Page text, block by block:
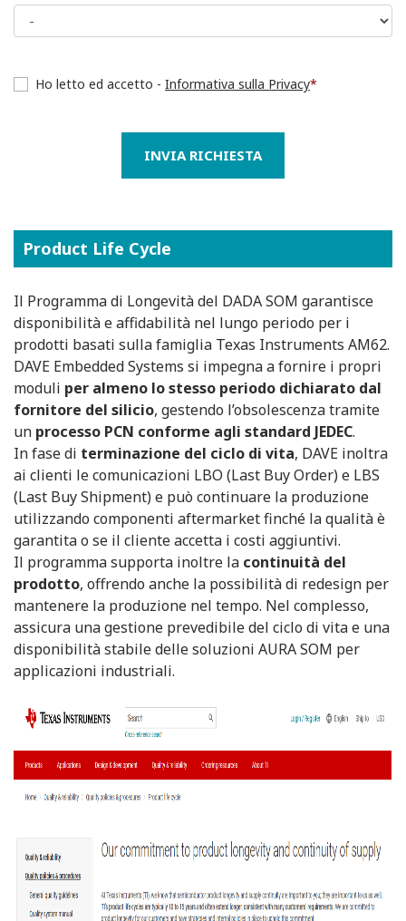
Ho letto ed accetto - Informativa sulla Privacy*
INVIA RICHIESTA
Product Life Cycle
Il Programma di Longevità del DADA SOM garantisce
disponibilità e affidabilità nel lungo periodo per i
prodotti basati sulla famiglia Texas Instruments AM62.
DAVE Embedded Systems si impegna a fornire i propri
moduli per almeno lo stesso periodo dichiarato dal
fornitore del silicio, gestendo l’obsolescenza tramite
un processo PCN conforme agli standard JEDEC.
In fase di terminazione del ciclo di vita, DAVE inoltra
ai clienti le comunicazioni LBO (Last Buy Order) e LBS
(Last Buy Shipment) e può continuare la produzione
utilizzando componenti aftermarket finché la qualità è
garantita o se il cliente accetta i costi aggiuntivi.
Il programma supporta inoltre la continuità del
prodotto, offrendo anche la possibilità di redesign per
mantenere la produzione nel tempo. Nel complesso,
assicura una gestione prevedibile del ciclo di vita e una
disponibilità stabile delle soluzioni AURA SOM per
applicazioni industriali.